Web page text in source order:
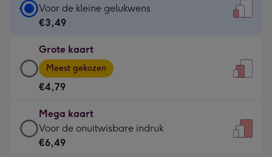
Standaard
kaart
€3,49
-
Voor
kleine
gelukwens
-
Voor de kleine gelukwens
€3,49
Grote kaart
Grote
kaart
-
€4,79
-
Meest
gekozen
Meest gekozen
€4,79
Mega kaart
Mega
kaart
Voor de onuitwisbare indruk
€6,49